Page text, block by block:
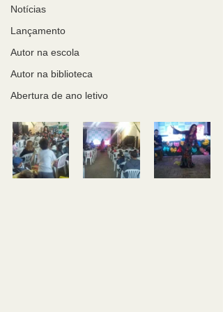
Notícias
Lançamento
Autor na escola
Autor na biblioteca
Abertura de ano letivo